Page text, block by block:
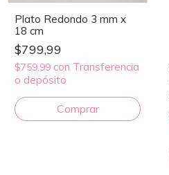
Plato Redondo 3 mm x
18 cm
$799,99
$759,99 con Transferencia
o depósito